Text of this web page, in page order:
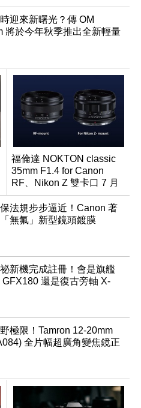
迎來新曙光？傳 OM
將於今年秋季推出全新輕量
福倫達 NOKTON classic
35mm F1.4 for Canon
RF、Nikon Z 雙卡口 7 月
同步登台
法規步步逼近！Canon 著
無氟」新型鏡頭鍍膜
新機完成註冊！會是旗艦
GFX180 還是復古旁軸 X-
極限！Tamron 12-20mm
全片幅超廣角變焦鏡正